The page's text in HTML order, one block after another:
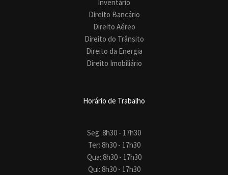
Inventário
Direito Bancário
Direito Aéreo
Direito do Trânsito
Direito da Energia
Direito Imobiliário
Horário de Trabalho
Seg: 8h30 - 17h30
Ter: 8h30 - 17h30
Qua: 8h30 - 17h30
Qui: 8h30 - 17h30